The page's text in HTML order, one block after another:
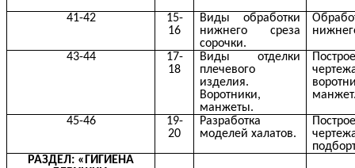
41-42
15-
16
Виды обработки
нижнего среза
сорочки.
43-44
17-
18
Виды отделки
плечевого
изделия.
Воротники,
манжеты.
45-46
19-
20
Разработка
моделей халатов.
РАЗДЕЛ: «ГИГИЕНА